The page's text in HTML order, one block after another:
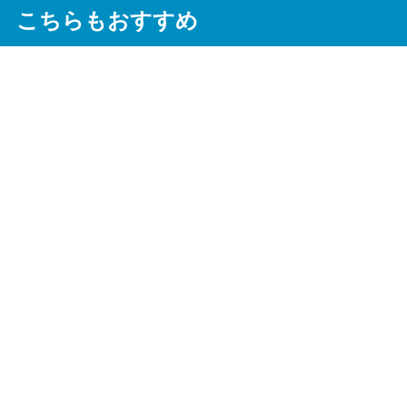
こちらもおすすめ